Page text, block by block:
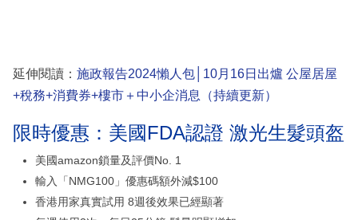
延伸閱讀： 施政報告2024懶人包│10月16日出爐 公屋居屋
+稅務+消費券+樓市＋中小企消息（持續更新）
限時優惠：美國FDA認證 激光生髮頭盔
美國amazon鎖量及評價No. 1
輸入「NMG100」優惠碼額外減$100
香港用家真實試用 8週後效果已經顯著